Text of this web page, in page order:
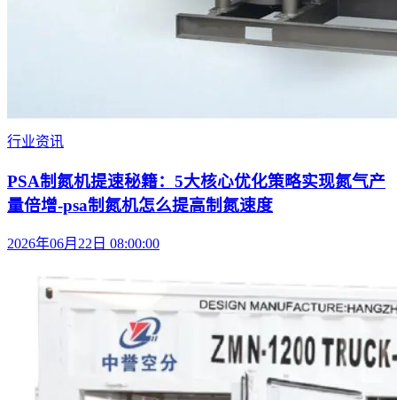
行业资讯
PSA制氮机提速秘籍：5大核心优化策略实现氮气产
量倍增-psa制氮机怎么提高制氮速度
2026年06月22日 08:00:00